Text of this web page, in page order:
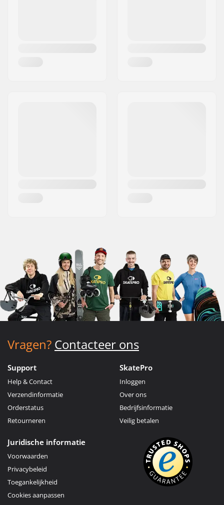
Vragen? Contacteer ons
Support
Help & Contact
Verzendinformatie
Orderstatus
Retourneren
SkatePro
Inloggen
Over ons
Bedrijfsinformatie
Veilig betalen
Juridische informatie
Voorwaarden
Privacybeleid
Toegankelijkheid
Cookies aanpassen